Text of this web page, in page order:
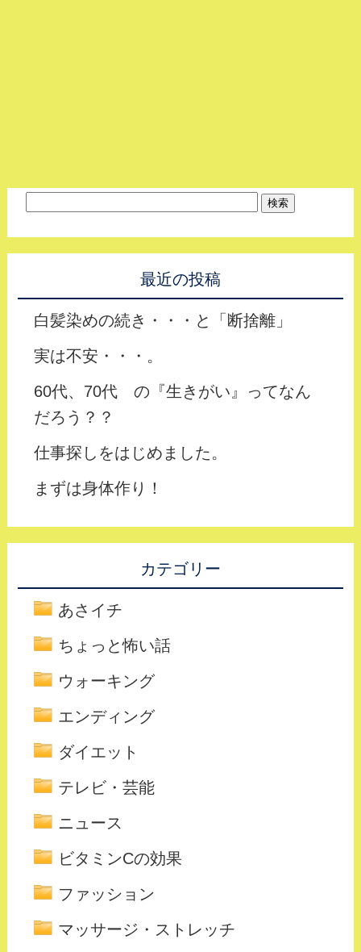
最近の投稿
白髪染めの続き・・・と「断捨離」
実は不安・・・。
60代、70代 の『生きがい』ってなん
だろう？？
仕事探しをはじめました。
まずは身体作り！
カテゴリー
あさイチ
ちょっと怖い話
ウォーキング
エンディング
ダイエット
テレビ・芸能
ニュース
ビタミンCの効果
ファッション
マッサージ・ストレッチ